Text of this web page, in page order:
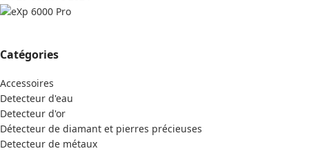
Catégories
Accessoires
Detecteur d'eau
Detecteur d'or
Détecteur de diamant et pierres précieuses
Detecteur de métaux